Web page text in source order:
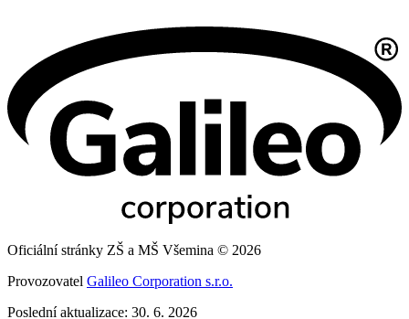
Oficiální stránky ZŠ a MŠ Všemina © 2026
Provozovatel Galileo Corporation s.r.o.
Poslední aktualizace: 30. 6. 2026